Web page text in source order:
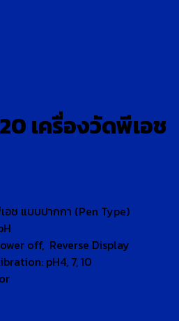
เครื่องวัดพีเอช
ช แบบปากกา (Pen Type)
off, Reverse Display
pH4, 7, 10